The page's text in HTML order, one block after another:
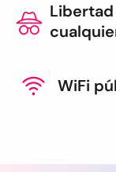
WiFi